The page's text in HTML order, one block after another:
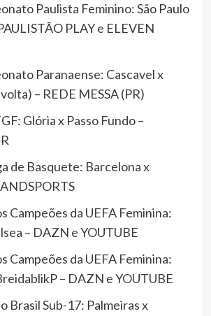
Paulista Feminino: São Paulo
PLAY e ELEVEN
Paranaense: Cascavel x
– REDE MESSA (PR)
Glória x Passo Fundo –
de Basquete: Barcelona x
Campeões da UEFA Feminina:
– DAZN e YOUTUBE
Campeões da UEFA Feminina:
– DAZN e YOUTUBE
Brasil Sub-17: Palmeiras x